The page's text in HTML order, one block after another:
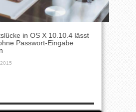
in OS X 10.10.4 lässt
Passwort-Eingabe